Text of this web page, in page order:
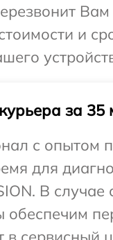
Вам
и
за 35
с опытом
для
В случае
обеспечим